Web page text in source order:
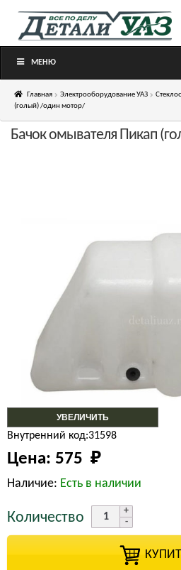
Перейти
Перейти
МЕНЮ
Главная Электрооборудование УАЗ
(голый) /один мотор/
УВЕЛИЧИТЬ
Бачок омывателя Пикап
Внутренний код:31598
Цена: 575 ₽
Наличие: Есть в наличии
Количество